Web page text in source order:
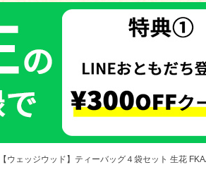
ウェッジウッド】ティーバッグ４袋セット 生花